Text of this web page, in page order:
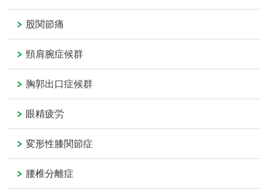
股関節痛
頸肩腕症候群
胸郭出口症候群
眼精疲労
変形性膝関節症
腰椎分離症